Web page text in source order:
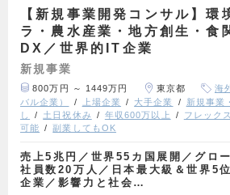
【新規事業開発コンサル】環
ラ・農水産業・地方創生・食
DX／世界的IT企業
新規事業
800万円 ～ 1449万円 東京都
海
バル企業）
上場企業 大手企業 新規事業
し
土日祝休み 年収600万以上 フレック
可能
副業してもOK
売上5兆円／世界55カ国展開／グロ
社員数20万人／日本最大級＆世界5
企業／影響力と社会…